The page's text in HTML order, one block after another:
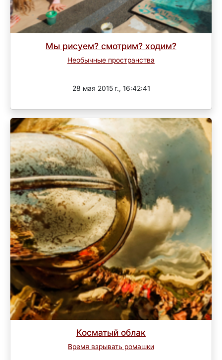
Мы рисуем? смотрим? ходим?
Необычные пространства
28 мая 2015 г., 16:42:41
Косматый облак
Время взрывать ромашки